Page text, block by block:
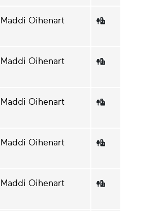
Maddi Oihenart
Maddi Oihenart
Maddi Oihenart
Maddi Oihenart
Maddi Oihenart